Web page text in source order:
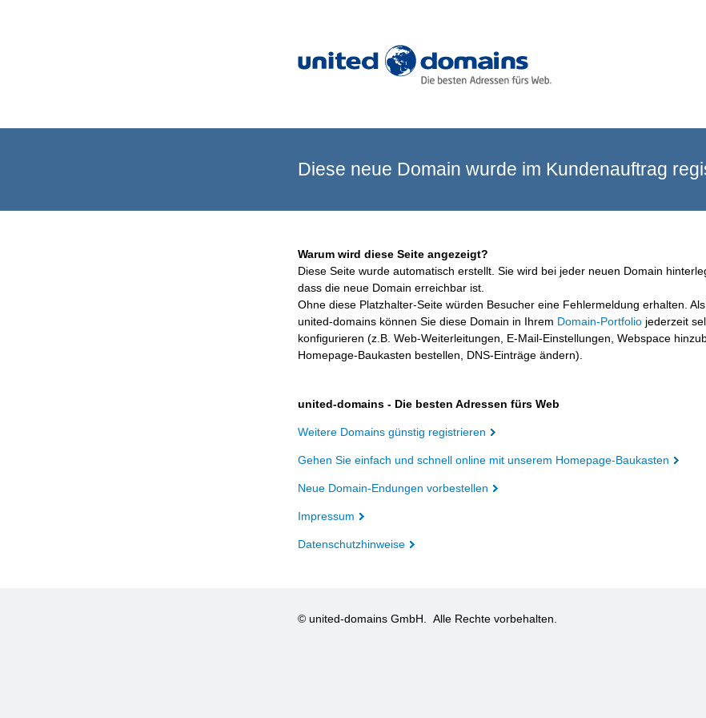
Diese neue Domain wurde im Kundenauftrag
Warum wird diese Seite angezeigt?
Diese Seite wurde automatisch erstellt. Sie wird bei jeder neuen Domain
dass die neue Domain erreichbar ist.
Ohne diese Platzhalter-Seite würden Besucher eine Fehlermeldung erhalten.
united-domains können Sie diese Domain in Ihrem Domain-Portfolio jederzeit
konfigurieren (z.B. Web-Weiterleitungen, E-Mail-Einstellungen, Webspace
Homepage-Baukasten bestellen, DNS-Einträge ändern).
united-domains - Die besten Adressen fürs Web
Weitere Domains günstig registrieren
Gehen Sie einfach und schnell online mit unserem Homepage-Baukasten
Neue Domain-Endungen vorbestellen
Impressum
Datenschutzhinweise
© united-domains GmbH. Alle Rechte vorbehalten.